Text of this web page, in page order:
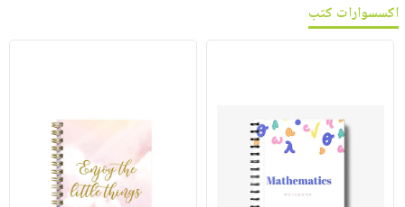
اكسسوارات كتب